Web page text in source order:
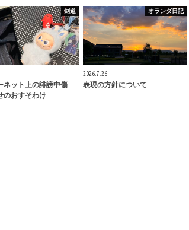
剣道
ネット上の誹謗中傷
のおすそわけ
オランダ日記
2026.7.26
表現の方針について